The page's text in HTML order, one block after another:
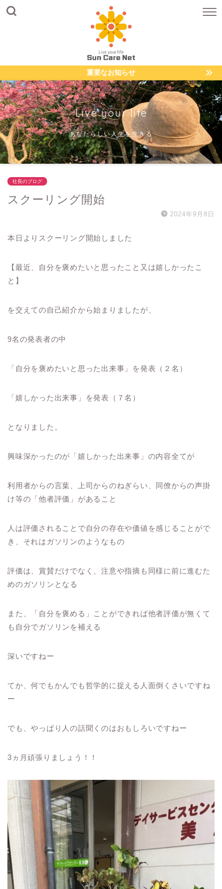
重要なお知らせ
Live your life
あなたらしい人生を生きる
社長のブログ
スクーリング開始
2024年9月8日
本日よりスクーリング開始しました
【最近、自分を褒めたいと思ったこと又は嬉しかったこ
と】
を交えての自己紹介から始まりましたが、
9名の発表者の中
「自分を褒めたいと思った出来事」を発表（２名）
「嬉しかった出来事」を発表（７名）
となりました。
興味深かったのが「嬉しかった出来事」の内容全てが
利用者からの言葉、上司からのねぎらい、同僚からの声掛
け等の「他者評価」があること
人は評価されることで自分の存在や価値を感じることがで
き、それはガソリンのようなもの
評価は、賞賛だけでなく、注意や指摘も同様に前に進むた
めのガソリンとなる
また、「自分を褒める」ことができれば他者評価が無くて
も自分でガソリンを補える
深いですねー
てか、何でもかんでも哲学的に捉える人面倒くさいですね
ー
でも、やっぱり人の話聞くのはおもしろいですねー
3ヵ月頑張りましょう！！